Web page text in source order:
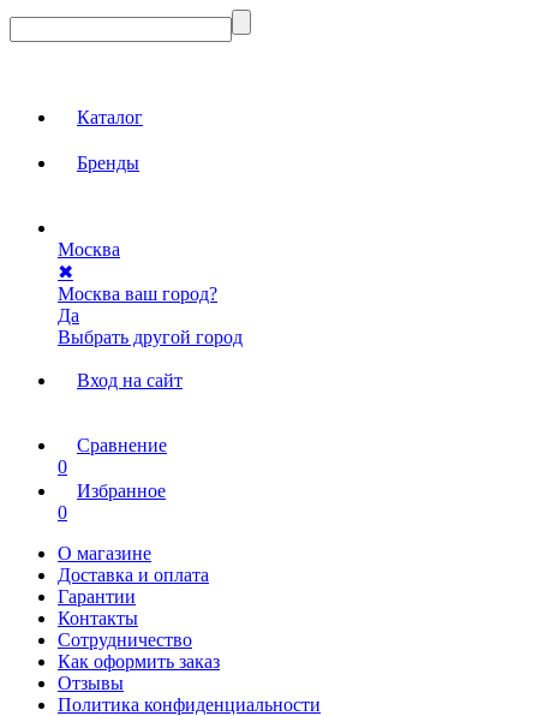
Каталог
Бренды
Москва
✖
Москва ваш город?
Да
Выбрать другой город
Вход на сайт
Сравнение
0
Избранное
0
О магазине
Доставка и оплата
Гарантии
Контакты
Сотрудничество
Как оформить заказ
Отзывы
Политика конфиденциальности